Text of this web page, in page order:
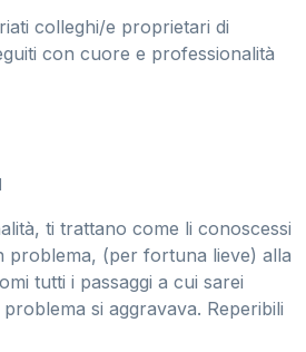
colleghi/e proprietari di
con cuore e professionalità
ti trattano come li conoscessi
problema, (per fortuna lieve) alla
tutti i passaggi a cui sarei
si aggravava. Reperibili